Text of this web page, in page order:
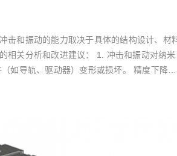
击和振动的能力取决于具体的结构设计、材
相关分析和改进建议： 1. 冲击和振动对纳米
如导轨、驱动器）变形或损坏。 精度下降：